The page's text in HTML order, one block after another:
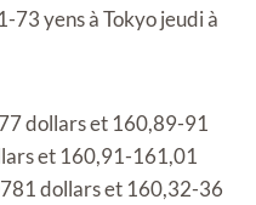
73 yens à Tokyo jeudi à
dollars et 160,89-91
et 160,91-161,01
dollars et 160,32-36